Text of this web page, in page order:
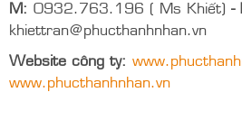
Trụ Sở:205 Đường Lê Lâm,
Tân Phú, TPHCM
Chi Nhánh Hà Nội:Số 35 Ngách
Giải Phóng, P. Thịnh Liệt, Q.